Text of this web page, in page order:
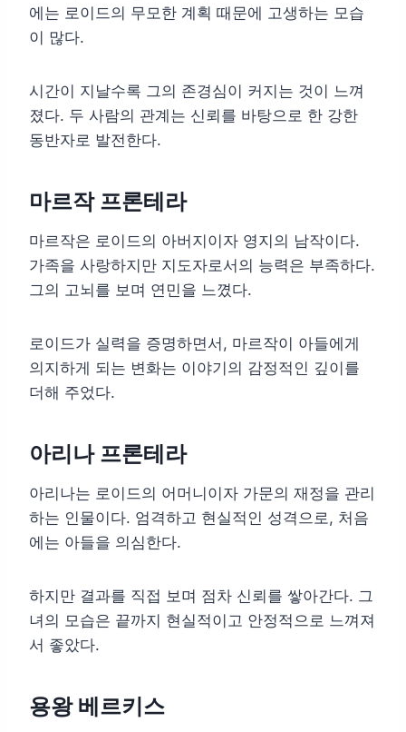
에는 로이드의 무모한 계획 때문에 고생하는 모습
이 많다.
시간이 지날수록 그의 존경심이 커지는 것이 느껴
졌다. 두 사람의 관계는 신뢰를 바탕으로 한 강한
동반자로 발전한다.
마르작 프론테라
마르작은 로이드의 아버지이자 영지의 남작이다.
가족을 사랑하지만 지도자로서의 능력은 부족하다.
그의 고뇌를 보며 연민을 느꼈다.
로이드가 실력을 증명하면서, 마르작이 아들에게
의지하게 되는 변화는 이야기의 감정적인 깊이를
더해 주었다.
아리나 프론테라
아리나는 로이드의 어머니이자 가문의 재정을 관리
하는 인물이다. 엄격하고 현실적인 성격으로, 처음
에는 아들을 의심한다.
하지만 결과를 직접 보며 점차 신뢰를 쌓아간다. 그
녀의 모습은 끝까지 현실적이고 안정적으로 느껴져
서 좋았다.
용왕 베르키스